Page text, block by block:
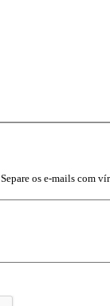
Separe os e-mails com